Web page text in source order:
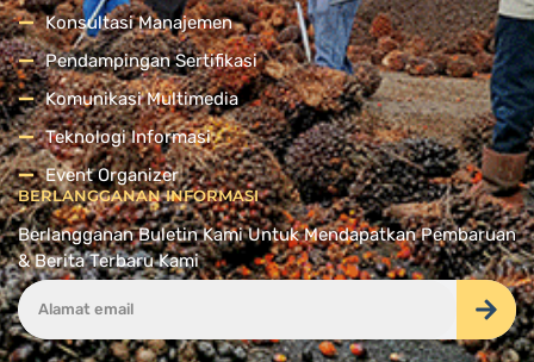
Konsultasi Manajemen
Pendampingan Sertifikasi
Komunikasi Multimedia
Teknologi Informasi
Event Organizer
BERLANGGANAN INFORMASI
Berlangganan Buletin Kami Untuk Mendapatkan Pembaruan
& Berita Terbaru Kami